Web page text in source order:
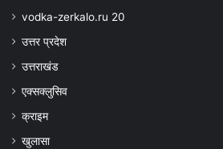
vodka-zerkalo.ru 20
उत्तर प्रदेश
उत्तराखंड
एक्सक्लुसिव
क्राइम
खुलासा